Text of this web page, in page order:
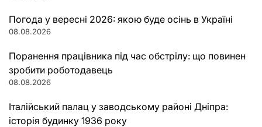
Погода у вересні 2026: якою буде осінь в Україні
08.08.2026
Поранення працівника під час обстрілу: що повинен
зробити роботодавець
08.08.2026
Італійський палац у заводському районі Дніпра:
історія будинку 1936 року